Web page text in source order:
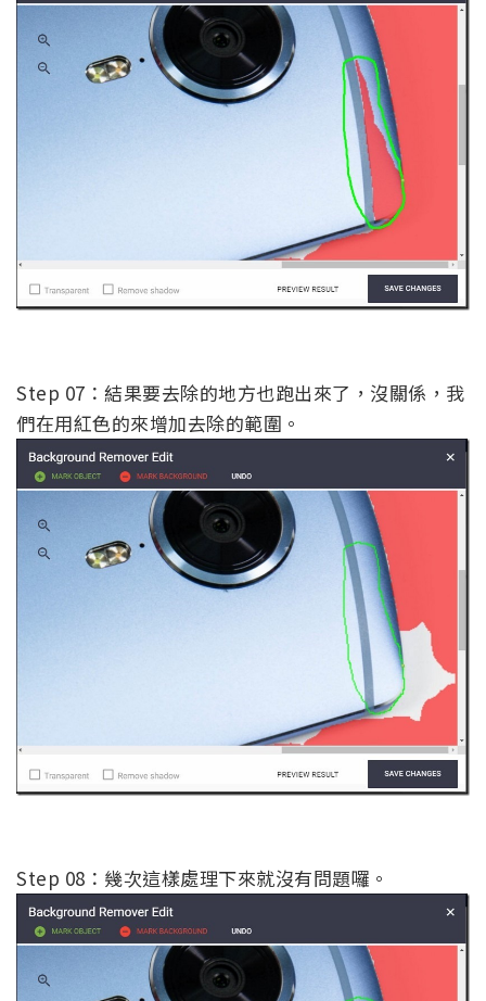
Step 07：結果要去除的地方也跑出來了，沒關係，我
們在用紅色的來增加去除的範圍。
Step 08：幾次這樣處理下來就沒有問題囉。